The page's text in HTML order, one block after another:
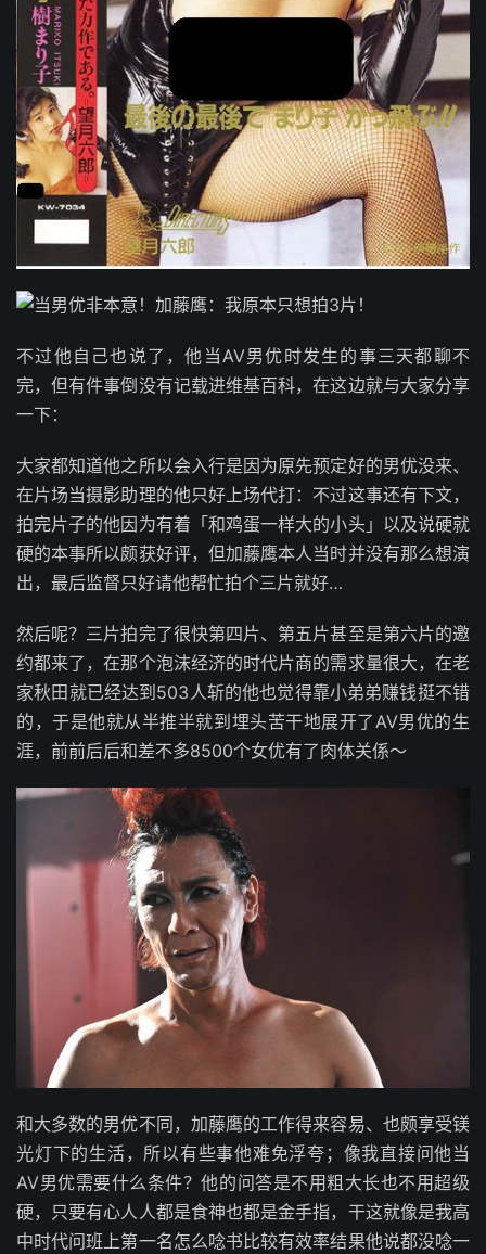
不过他自己也说了，他当AV男优时发生的事三天都聊不
完，但有件事倒没有记载进维基百科，在这边就与大家分享
一下：
大家都知道他之所以会入行是因为原先预定好的男优没来、
在片场当摄影助理的他只好上场代打：不过这事还有下文，
拍完片子的他因为有着「和鸡蛋一样大的小头」以及说硬就
硬的本事所以颇获好评，但加藤鹰本人当时并没有那么想演
出，最后监督只好请他帮忙拍个三片就好…
然后呢？三片拍完了很快第四片、第五片甚至是第六片的邀
约都来了，在那个泡沫经济的时代片商的需求量很大，在老
家秋田就已经达到503人斩的他也觉得靠小弟弟赚钱挺不错
的，于是他就从半推半就到埋头苦干地展开了AV男优的生
涯，前前后后和差不多8500个女优有了肉体关係～
和大多数的男优不同，加藤鹰的工作得来容易、也颇享受镁
光灯下的生活，所以有些事他难免浮夸；像我直接问他当
AV男优需要什么条件？他的问答是不用粗大长也不用超级
硬，只要有心人人都是食神也都是金手指，干这就像是我高
中时代问班上第一名怎么唸书比较有效率结果他说都没唸一